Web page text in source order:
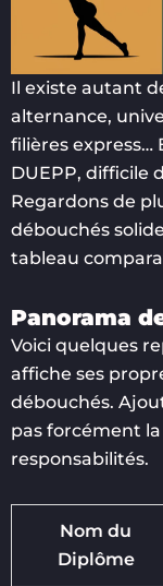
Il existe autant
alternance,
filières express…
DUEPP, difficile
Regardons de
débouchés
tableau
Panorama
Voici quelques
affiche ses
débouchés.
pas forcément
responsabilités.
Nom du
Diplôme